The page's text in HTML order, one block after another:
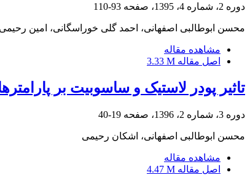
دوره 2، شماره 4، 1395، صفحه 93-110
محسن ابوطالبی اصفهانی، احمد گلی خوراسگانی، امین رحیمی
مشاهده مقاله
اصل مقاله 3.33 M
تاثیر پودر لاستیک و ساسوبیت بر
دوره 3، شماره 2، 1396، صفحه 19-40
محسن ابوطالبی اصفهانی، اشکان رحیمی
مشاهده مقاله
اصل مقاله 4.47 M